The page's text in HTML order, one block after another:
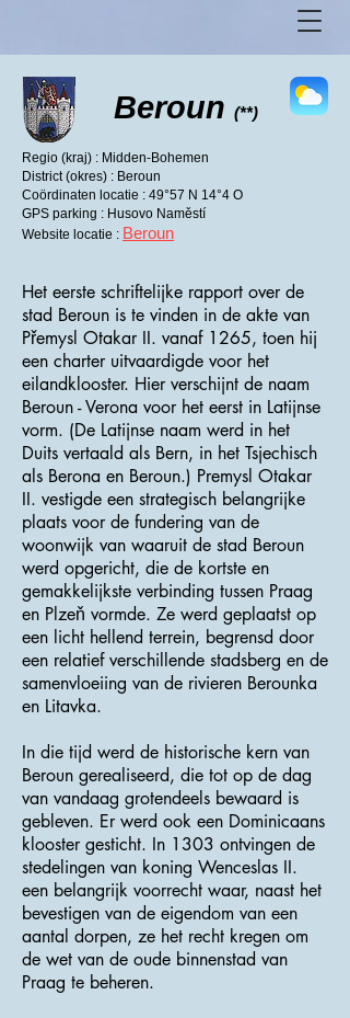
Beroun (**)
Regio (kraj) : Midden-Bohemen
District (okres) : Beroun
Coördinaten locatie : 49°57 N 14°4 O
GPS parking : Husovo Naměstí
Website locatie : Beroun
Het eerste schriftelijke rapport over de
stad Beroun is te vinden in de akte van
Přemysl Otakar II. vanaf 1265, toen hij
een charter uitvaardigde voor het
eilandklooster. Hier verschijnt de naam
Beroun - Verona voor het eerst in Latijnse
vorm. (De Latijnse naam werd in het
Duits vertaald als Bern, in het Tsjechisch
als Berona en Beroun.) Premysl Otakar
II. vestigde een strategisch belangrijke
plaats voor de fundering van de
woonwijk van waaruit de stad Beroun
werd opgericht, die de kortste en
gemakkelijkste verbinding tussen Praag
en Plzeň vormde. Ze werd geplaatst op
een licht hellend terrein, begrensd door
een relatief verschillende stadsberg en de
samenvloeiing van de rivieren Berounka
en Litavka.
In die tijd werd de historische kern van
Beroun gerealiseerd, die tot op de dag
van vandaag grotendeels bewaard is
gebleven. Er werd ook een Dominicaans
klooster gesticht. In 1303 ontvingen de
stedelingen van koning Wenceslas II.
een belangrijk voorrecht waar, naast het
bevestigen van de eigendom van een
aantal dorpen, ze het recht kregen om
de wet van de oude binnenstad van
Praag te beheren.